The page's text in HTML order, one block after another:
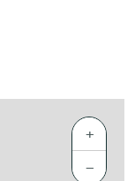
+
−